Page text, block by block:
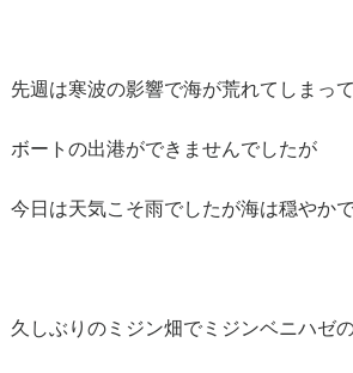
先週は寒波の影響で海が荒れてしまって
ボートの出港ができませんでしたが
今日は天気こそ雨でしたが海は穏やか
久しぶりのミジン畑でミジンベニハゼ